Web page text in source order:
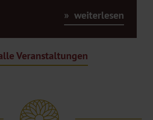
weiterlesen
Veranstaltungen